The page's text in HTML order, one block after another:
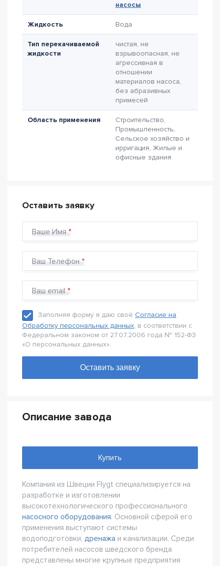
насосы
Жидкость Вода
Тип перекачиваемой
жидкости
чистая, не
взрывоопасная, не
агрессивная в
отношении
материалов насоса,
без абразивных
примесей
Область применения
Строительство,
Промышленность,
Сельское хозяйство и
ирригация, Жилые и
офисные здания
Оставить заявку
Ваше Имя
Ваш Телефон
Ваш email
Заполняя форму я даю своё Согласие на
Обработку персональных данных, в соответствии с
Федеральном законом от 27.07.2006 года № 152-Ф3
«О персональных данных».
Описание завода
Купить
Компания из Швеции Flygt специализируется на
разработке и изготовлении
высокотехнологического профессионального
насосного оборудования. Основной сферой его
применения выступают системы
водоподготовки, дренажа и канализации. Среди
потребителей насосов шведского бренда
представлены многие крупные предприятия